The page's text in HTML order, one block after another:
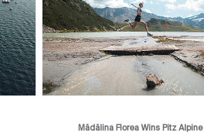
Mădălina Florea Wins Pitz Alpine